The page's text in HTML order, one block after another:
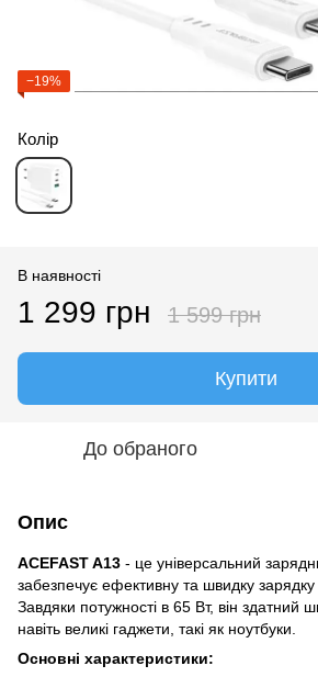
−19%
Колір
В наявності
1 299 грн 1 599 грн
Купити
До обраного
Опис
ACEFAST A13 - це універсальний
забезпечує ефективну та швидку зарядку
Завдяки потужності в 65 Вт, він здатний
навіть великі гаджети, такі як ноутбуки.
Основні характеристики: